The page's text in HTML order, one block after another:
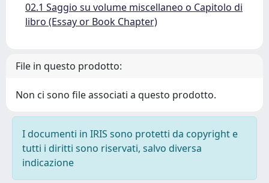
02.1 Saggio su volume miscellaneo o Capitolo di
libro (Essay or Book Chapter)
File in questo prodotto:
Non ci sono file associati a questo prodotto.
I documenti in IRIS sono protetti da copyright e
tutti i diritti sono riservati, salvo diversa
indicazione